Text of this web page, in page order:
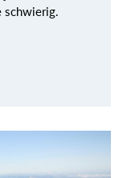
schwierig.